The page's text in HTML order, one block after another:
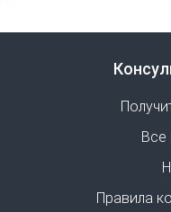
Все
Правила